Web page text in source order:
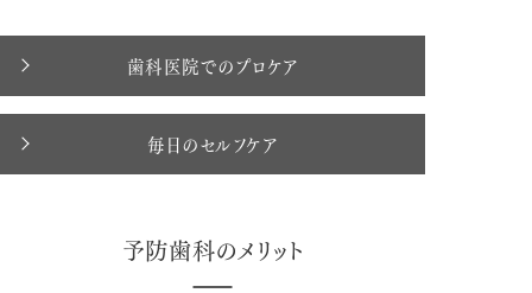
歯科医院でのプロケア
毎日のセルフケア
予防歯科のメリット